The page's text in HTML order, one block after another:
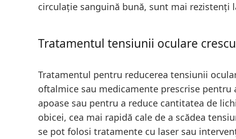
circulație sanguină bună, sunt mai rezistenți
Tratamentul tensiunii oculare
Tratamentul pentru reducerea tensiunii
oftalmice sau medicamente prescrise
apoase sau pentru a reduce cantitatea de
obicei, cea mai rapidă cale de a scădea
se pot folosi tratamente cu laser sau